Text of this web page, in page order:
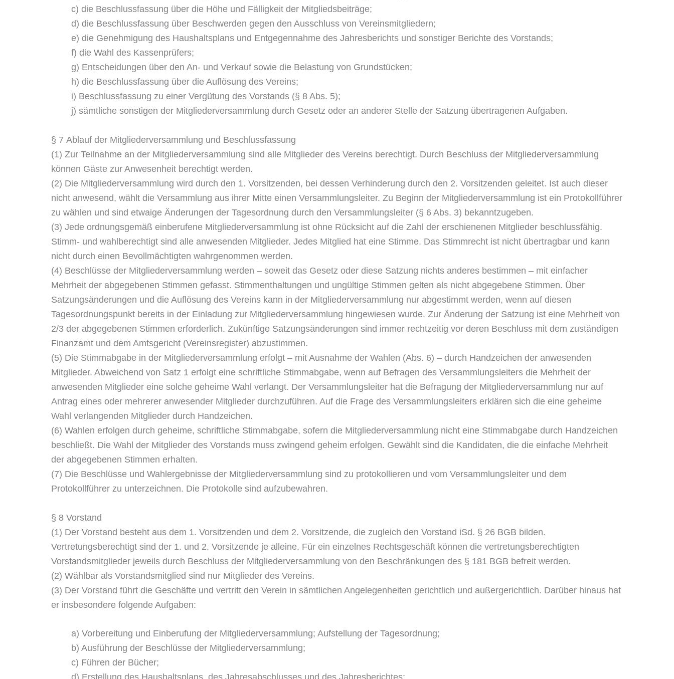
c) die Beschlussfassung über die Höhe und Fälligkeit der Mitgliedsbeiträge;
d) die Beschlussfassung über Beschwerden gegen den Ausschluss von Vereinsmitgliedern;
e) die Genehmigung des Haushaltsplans und Entgegennahme des Jahresberichts und sonstiger Berichte des Vorstands;
f) die Wahl des Kassenprüfers;
g) Entscheidungen über den An- und Verkauf sowie die Belastung von Grundstücken;
h) die Beschlussfassung über die Auflösung des Vereins;
i) Beschlussfassung zu einer Vergütung des Vorstands (§ 8 Abs. 5);
j) sämtliche sonstigen der Mitgliederversammlung durch Gesetz oder an anderer Stelle der Satzung übertragenen Aufgaben.
§ 7 Ablauf der Mitgliederversammlung und Beschlussfassung
(1) Zur Teilnahme an der Mitgliederversammlung sind alle Mitglieder des Vereins berechtigt. Durch Beschluss der Mitgliederversammlung
können Gäste zur Anwesenheit berechtigt werden.
(2) Die Mitgliederversammlung wird durch den 1. Vorsitzenden, bei dessen Verhinderung durch den 2. Vorsitzenden geleitet. Ist auch dieser
nicht anwesend, wählt die Versammlung aus ihrer Mitte einen Versammlungsleiter. Zu Beginn der Mitgliederversammlung ist ein Protokollführer
zu wählen und sind etwaige Änderungen der Tagesordnung durch den Versammlungsleiter (§ 6 Abs. 3) bekanntzugeben.
(3) Jede ordnungsgemäß einberufene Mitgliederversammlung ist ohne Rücksicht auf die Zahl der erschienenen Mitglieder beschlussfähig.
Stimm- und wahlberechtigt sind alle anwesenden Mitglieder. Jedes Mitglied hat eine Stimme. Das Stimmrecht ist nicht übertragbar und kann
nicht durch einen Bevollmächtigten wahrgenommen werden.
(4) Beschlüsse der Mitgliederversammlung werden – soweit das Gesetz oder diese Satzung nichts anderes bestimmen – mit einfacher
Mehrheit der abgegebenen Stimmen gefasst. Stimmenthaltungen und ungültige Stimmen gelten als nicht abgegebene Stimmen. Über
Satzungsänderungen und die Auflösung des Vereins kann in der Mitgliederversammlung nur abgestimmt werden, wenn auf diesen
Tagesordnungspunkt bereits in der Einladung zur Mitgliederversammlung hingewiesen wurde. Zur Änderung der Satzung ist eine Mehrheit von
2/3 der abgegebenen Stimmen erforderlich. Zukünftige Satzungsänderungen sind immer rechtzeitig vor deren Beschluss mit dem zuständigen
Finanzamt und dem Amtsgericht (Vereinsregister) abzustimmen.
(5) Die Stimmabgabe in der Mitgliederversammlung erfolgt – mit Ausnahme der Wahlen (Abs. 6) – durch Handzeichen der anwesenden
Mitglieder. Abweichend von Satz 1 erfolgt eine schriftliche Stimmabgabe, wenn auf Befragen des Versammlungsleiters die Mehrheit der
anwesenden Mitglieder eine solche geheime Wahl verlangt. Der Versammlungsleiter hat die Befragung der Mitgliederversammlung nur auf
Antrag eines oder mehrerer anwesender Mitglieder durchzuführen. Auf die Frage des Versammlungsleiters erklären sich die eine geheime
Wahl verlangenden Mitglieder durch Handzeichen.
(6) Wahlen erfolgen durch geheime, schriftliche Stimmabgabe, sofern die Mitgliederversammlung nicht eine Stimmabgabe durch Handzeichen
beschließt. Die Wahl der Mitglieder des Vorstands muss zwingend geheim erfolgen. Gewählt sind die Kandidaten, die die einfache Mehrheit
der abgegebenen Stimmen erhalten.
(7) Die Beschlüsse und Wahlergebnisse der Mitgliederversammlung sind zu protokollieren und vom Versammlungsleiter und dem
Protokollführer zu unterzeichnen. Die Protokolle sind aufzubewahren.
§ 8 Vorstand
(1) Der Vorstand besteht aus dem 1. Vorsitzenden und dem 2. Vorsitzende, die zugleich den Vorstand iSd. § 26 BGB bilden.
Vertretungsberechtigt sind der 1. und 2. Vorsitzende je alleine. Für ein einzelnes Rechtsgeschäft können die vertretungsberechtigten
Vorstandsmitglieder jeweils durch Beschluss der Mitgliederversammlung von den Beschränkungen des § 181 BGB befreit werden.
(2) Wählbar als Vorstandsmitglied sind nur Mitglieder des Vereins.
(3) Der Vorstand führt die Geschäfte und vertritt den Verein in sämtlichen Angelegenheiten gerichtlich und außergerichtlich. Darüber hinaus hat
er insbesondere folgende Aufgaben:
a) Vorbereitung und Einberufung der Mitgliederversammlung; Aufstellung der Tagesordnung;
b) Ausführung der Beschlüsse der Mitgliederversammlung;
c) Führen der Bücher;